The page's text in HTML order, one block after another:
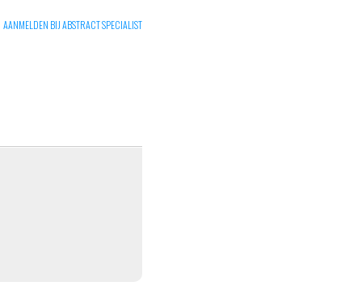
AANMELDEN BIJ ABSTRACT SPECIALIST